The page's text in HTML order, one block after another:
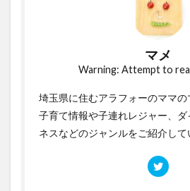
マメ
Warning: Attempt to
埼玉県に住むアラフォーのママ
子育て情報や子連れレジャー、ダ
ネスなどのジャンルをご紹介して